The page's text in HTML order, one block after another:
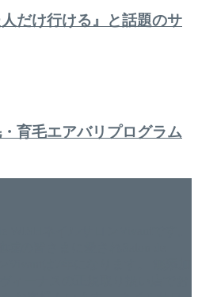
人だけ行ける』と話題のサ
育毛エアバリプログラム